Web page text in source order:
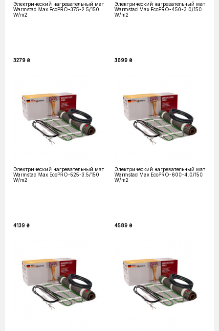
Электрический нагревательный мат
Warmstad Max EcoPRO-375-2.5/150
W/m2
3279 ₴
Электрический нагревательный мат
Warmstad Max EcoPRO-450-3.0/150
W/m2
3699 ₴
Электрический нагревательный мат
Warmstad Max EcoPRO-525-3.5/150
W/m2
4139 ₴
Электрический нагревательный мат
Warmstad Max EcoPRO-600-4.0/150
W/m2
4589 ₴